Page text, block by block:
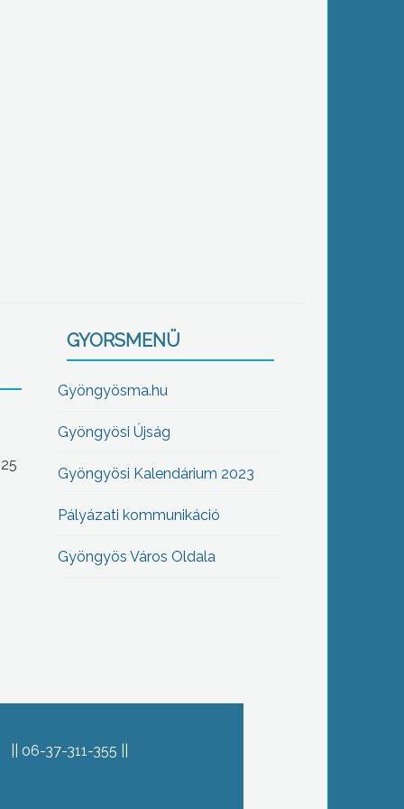
GYORSMENÜ
Gyöngyösma.hu
Gyöngyösi Újság
Gyöngyösi Kalendárium 2023
Pályázati kommunikáció
Gyöngyös Város Oldala
06-37-311-355